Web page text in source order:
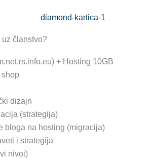
članstvo?
+ Hosting 10GB
dizajn
(strategija)
bloga na hosting (migracija)
i strategija
nivoi)